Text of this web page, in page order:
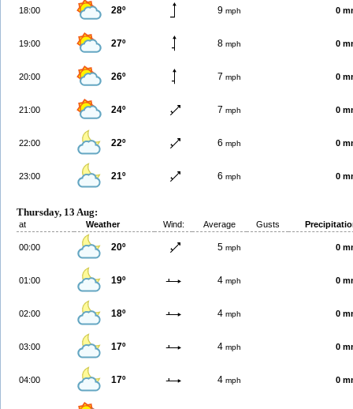
18:00 28º 9 mph 0
19:00 27º 8 mph 0
20:00 26º 7 mph 0
21:00 24º 7 mph 0
22:00 22º 6 mph 0
23:00 21º 6 mph 0
Thursday, 13 Aug:
at Weather Wind: Average Gusts
00:00 20º 5 mph 0
01:00 19º 4 mph 0
02:00 18º 4 mph 0
03:00 17º 4 mph 0
04:00 17º 4 mph 0